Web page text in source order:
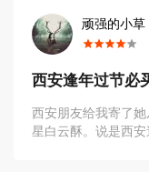
点，按着我头给我安利红
伴手礼，没想到给我寄了